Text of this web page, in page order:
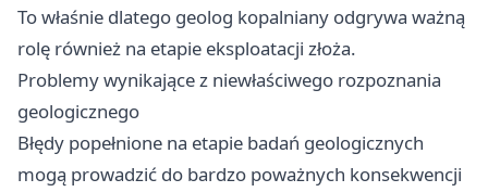
To właśnie dlatego geolog kopalniany odgrywa ważną
rolę również na etapie eksploatacji złoża.
Problemy wynikające z niewłaściwego rozpoznania
geologicznego
Błędy popełnione na etapie badań geologicznych
mogą prowadzić do bardzo poważnych konsekwencji